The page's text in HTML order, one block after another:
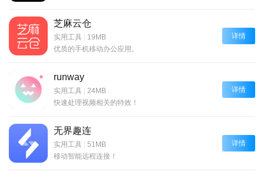
芝麻云仓
实用工具 | 19MB
优质的手机移动办公应用。
详情
runway
实用工具 | 24MB
快速处理视频相关的特效！
详情
无界趣连
实用工具 | 51MB
移动智能远程连接！
详情